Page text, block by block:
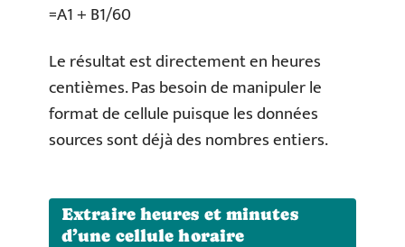
=A1 + B1/60
Le résultat est directement en heures
centièmes. Pas besoin de manipuler le
format de cellule puisque les données
sources sont déjà des nombres entiers.
Extraire heures et minutes
d’une cellule horaire